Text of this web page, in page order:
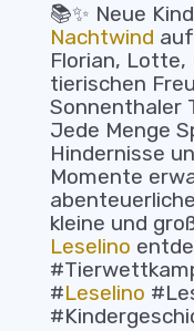
📚✨ Neue
Nachtwind auf
Florian, Lotte,
tierischen
Sonnenthaler
Jede Menge
Hindernisse
Momente
kleine und
Leselino
#Leselino